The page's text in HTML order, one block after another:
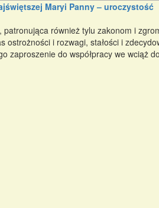
Maryi Panny – uroczystość
patronująca również tylu zakonom i
ostrożności i rozwagi, stałości i
zaproszenie do współpracy we wciąż